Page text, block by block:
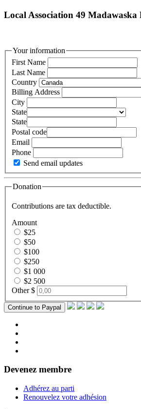
Local Association 49 Madawaska
Your information
First Name
Last Name
Country
Billing Address
City
State
State
Postal code
Email
Phone
Send email updates
Donation
Contributions are tax deductible.
Amount
$25
$50
$100
$250
$1 000
$2 500
Other $
Devenez membre
Adhérez au parti
Renouvelez votre adhésion